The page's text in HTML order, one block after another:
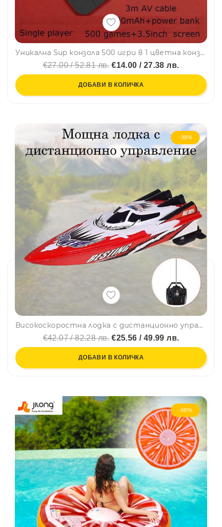
Уникална Sup конзола 500 игри в 1 цветна конзола RETRO SUP GAME BOX, черна, 3.5 инча
€27.00 / 52.81 лв.€14.00 / 27.38 лв.
ДОБАВИ В КОЛИЧКА
-39%
Високоскоростна лодка с дистанционно управление - радиоконтрол, 202
€42.07 / 82.28 лв.€25.56 / 49.99 лв.
ДОБАВИ В КОЛИЧКА
-68%